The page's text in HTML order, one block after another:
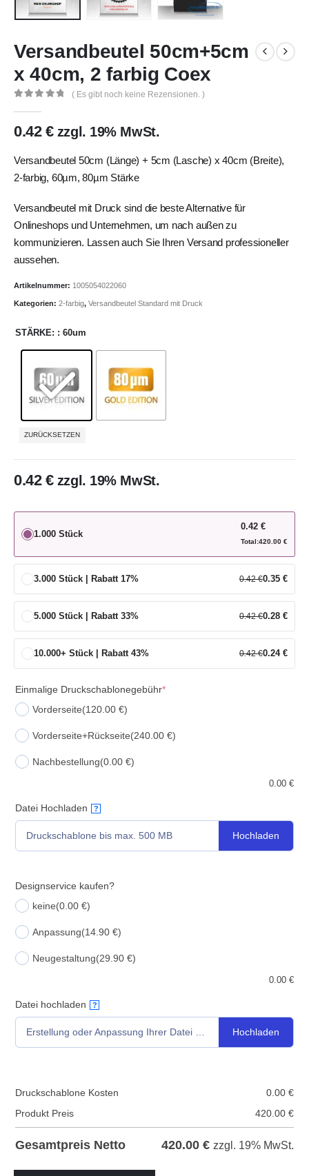
Versandbeutel 50cm+5cm
x 40cm, 2 farbig Coex
( Es gibt noch keine Rezensionen. )
0.42 € zzgl. 19% MwSt.
Versandbeutel 50cm (Länge) + 5cm (Lasche) x 40cm (Breite),
2-farbig, 60µm, 80µm Stärke
Versandbeutel mit Druck sind die beste Alternative für
Onlineshops und Unternehmen, um nach außen zu
kommunizieren. Lassen auch Sie Ihren Versand professioneller
aussehen.
Artikelnummer: 1005054022060
Kategorien: 2-farbig, Versandbeutel Standard mit Druck
STÄRKE : 60um
ZURÜCKSETZEN
0.42 € zzgl. 19% MwSt.
1.000 Stück
0.42 €
Total:420.00 €
3.000 Stück | Rabatt 17% 0.42€0.35 €
5.000 Stück | Rabatt 33% 0.42€0.28 €
10.000+ Stück | Rabatt 43% 0.42€0.24 €
Einmalige Druckschablonegebühr*
Vorderseite(120.00 €)
Vorderseite+Rückseite(240.00 €)
Nachbestellung(0.00 €)
0.00 €
Datei Hochladen ?
Druckschablone bis max. 500 MB Hochladen
Designservice kaufen?
keine(0.00 €)
Anpassung(14.90 €)
Neugestaltung(29.90 €)
0.00 €
Datei hochladen ?
Erstellung oder Anpassung Ihrer Datei bis max. 500 MB Hochladen
Druckschablone Kosten 0.00 €
Produkt Preis
420.00 €
Gesamtpreis Netto 420.00 € zzgl. 19% MwSt.